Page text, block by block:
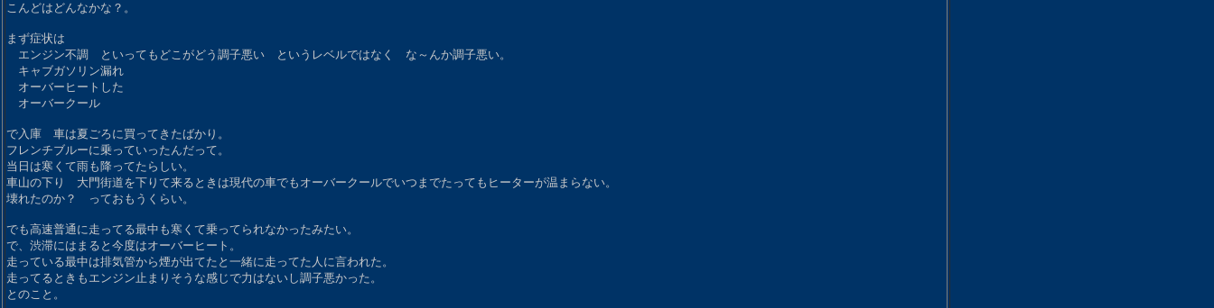
こんどはどんなかな？。
まず症状は
エンジン不調 といってもどこがどう調子悪い というレベルではなく な～んか調子悪い。
キャブガソリン漏れ
オーバーヒートした
オーバークール
で入庫 車は夏ごろに買ってきたばかり。
フレンチブルーに乗っていったんだって。
当日は寒くて雨も降ってたらしい。
車山の下り 大門街道を下りて来るときは現代の車でもオーバークールでいつまでたってもヒーターが温まらない。
壊れたのか？ っておもうくらい。
でも高速普通に走ってる最中も寒くて乗ってられなかったみたい。
で、渋滞にはまると今度はオーバーヒート。
走っている最中は排気管から煙が出てたと一緒に走ってた人に言われた。
走ってるときもエンジン止まりそうな感じで力はないし調子悪かった。
とのこと。